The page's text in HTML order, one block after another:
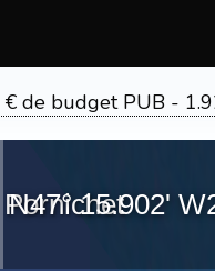
€ de budget PUB -